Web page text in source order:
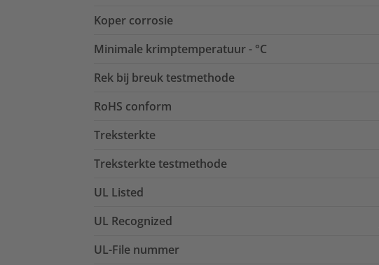
Koper corrosie
Minimale krimptemperatuur - °C
Rek bij breuk testmethode
RoHS conform
Treksterkte
Treksterkte testmethode
UL Listed
UL Recognized
UL-File nummer